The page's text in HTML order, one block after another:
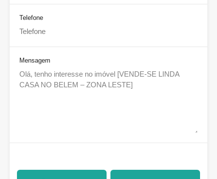
Telefone
Mensagem